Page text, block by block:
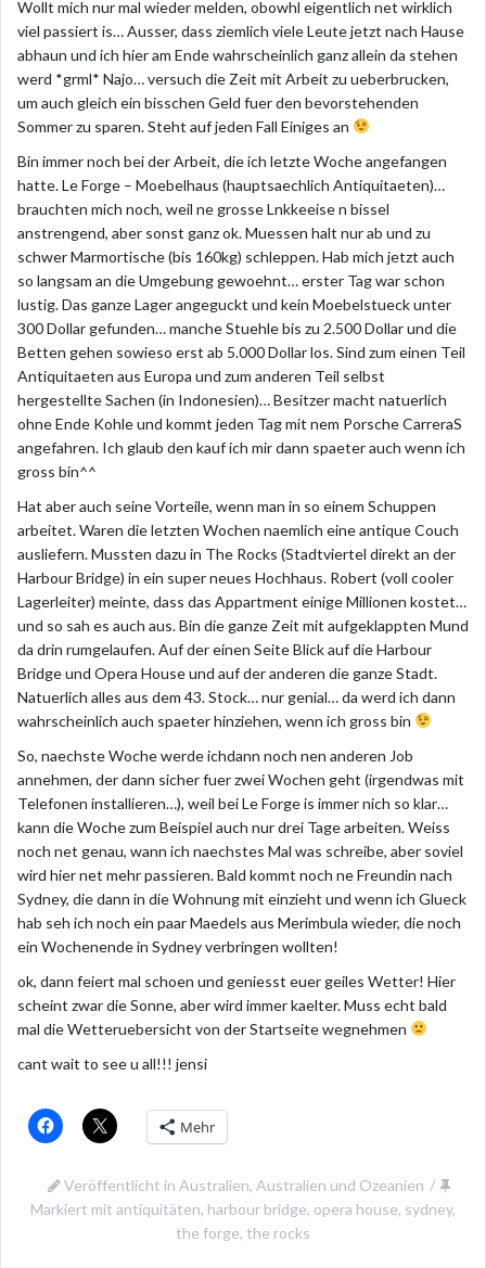
Wollt mich nur mal wieder melden, obowhl eigentlich net wirklich
viel passiert is… Ausser, dass ziemlich viele Leute jetzt nach Hause
abhaun und ich hier am Ende wahrscheinlich ganz allein da stehen
werd *grml* Najo… versuch die Zeit mit Arbeit zu ueberbrucken,
um auch gleich ein bisschen Geld fuer den bevorstehenden
Sommer zu sparen. Steht auf jeden Fall Einiges an
Bin immer noch bei der Arbeit, die ich letzte Woche angefangen
hatte. Le Forge – Moebelhaus (hauptsaechlich Antiquitaeten)…
brauchten mich noch, weil ne grosse Lnkkeeise n bissel
anstrengend, aber sonst ganz ok. Muessen halt nur ab und zu
schwer Marmortische (bis 160kg) schleppen. Hab mich jetzt auch
so langsam an die Umgebung gewoehnt… erster Tag war schon
lustig. Das ganze Lager angeguckt und kein Moebelstueck unter
300 Dollar gefunden… manche Stuehle bis zu 2.500 Dollar und die
Betten gehen sowieso erst ab 5.000 Dollar los. Sind zum einen Teil
Antiquitaeten aus Europa und zum anderen Teil selbst
hergestellte Sachen (in Indonesien)… Besitzer macht natuerlich
ohne Ende Kohle und kommt jeden Tag mit nem Porsche CarreraS
angefahren. Ich glaub den kauf ich mir dann spaeter auch wenn ich
gross bin^^
Hat aber auch seine Vorteile, wenn man in so einem Schuppen
arbeitet. Waren die letzten Wochen naemlich eine antique Couch
ausliefern. Mussten dazu in The Rocks (Stadtviertel direkt an der
Harbour Bridge) in ein super neues Hochhaus. Robert (voll cooler
Lagerleiter) meinte, dass das Appartment einige Millionen kostet…
und so sah es auch aus. Bin die ganze Zeit mit aufgeklappten Mund
da drin rumgelaufen. Auf der einen Seite Blick auf die Harbour
Bridge und Opera House und auf der anderen die ganze Stadt.
Natuerlich alles aus dem 43. Stock… nur genial… da werd ich dann
wahrscheinlich auch spaeter hinziehen, wenn ich gross bin
So, naechste Woche werde ichdann noch nen anderen Job
annehmen, der dann sicher fuer zwei Wochen geht (irgendwas mit
Telefonen installieren…), weil bei Le Forge is immer nich so klar…
kann die Woche zum Beispiel auch nur drei Tage arbeiten. Weiss
noch net genau, wann ich naechstes Mal was schreibe, aber soviel
wird hier net mehr passieren. Bald kommt noch ne Freundin nach
Sydney, die dann in die Wohnung mit einzieht und wenn ich Glueck
hab seh ich noch ein paar Maedels aus Merimbula wieder, die noch
ein Wochenende in Sydney verbringen wollten!
ok, dann feiert mal schoen und geniesst euer geiles Wetter! Hier
scheint zwar die Sonne, aber wird immer kaelter. Muss echt bald
mal die Wetteruebersicht von der Startseite wegnehmen
cant wait to see u all!!! jensi
Mehr
Veröffentlicht in Australien, Australien und Ozeanien
Markiert mit antiquitäten, harbour bridge, opera house, sydney,
the forge, the rocks